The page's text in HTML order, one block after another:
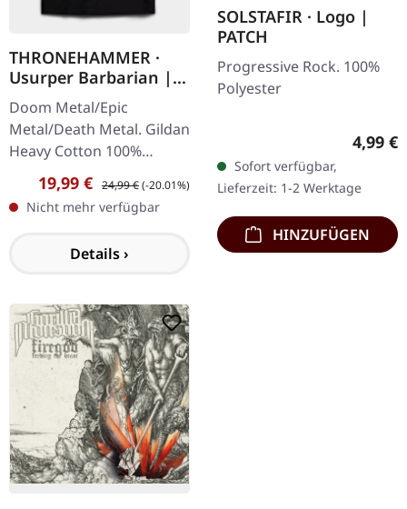
THRONEHAMMER ·
Usurper Barbarian |
T-SHIRT
Doom Metal/Epic
Metal/Death Metal. Gildan
Heavy Cotton 100%
Baumwolle
Verkaufspreis:
19,99 € Regulärer Preis:
24,99 €(-20.01%)
Nicht mehr verfügbar
Details ›
SOLSTAFIR · Logo |
PATCH
Progressive Rock. 100%
Polyester
4,99 €
Sofort verfügbar,
Lieferzeit: 1-2 Werktage
HINZUFÜGEN